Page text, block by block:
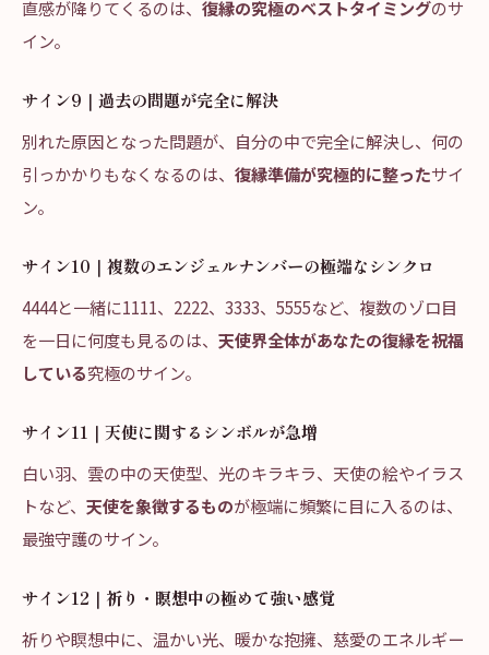
直感が降りてくるのは、 復縁の究極のベストタイミングのサ
イン。
サイン9｜過去の問題が完全に解決
別れた原因となった問題が、自分の中で完全に解決し、何の
引っかかりもなくなるのは、 復縁準備が究極的に整ったサイ
ン。
サイン10｜複数のエンジェルナンバーの極端なシンクロ
4444と一緒に1111、2222、3333、5555など、複数のゾロ目
を一日に何度も見るのは、 天使界全体があなたの復縁を祝福
している究極のサイン。
サイン11｜天使に関するシンボルが急増
白い羽、雲の中の天使型、光のキラキラ、天使の絵やイラス
トなど、 天使を象徴するものが極端に頻繁に目に入るのは、
最強守護のサイン。
サイン12｜祈り・瞑想中の極めて強い感覚
祈りや瞑想中に、温かい光、暖かな抱擁、慈愛のエネルギー